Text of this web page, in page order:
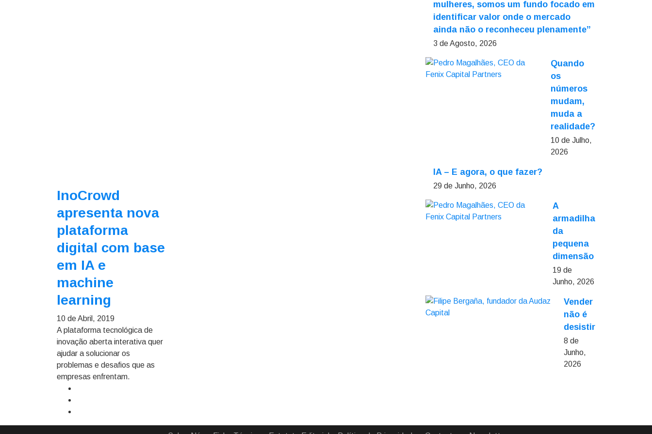
InoCrowd
apresenta nova
plataforma
digital com base
em IA e
machine
learning
10 de Abril, 2019
A plataforma tecnológica de
inovação aberta interativa quer
ajudar a solucionar os
problemas e desafios que as
empresas enfrentam.
mulheres, somos um fundo focado em
identificar valor onde o mercado
ainda não o reconheceu plenamente”
3 de Agosto, 2026
Quando
os
números
mudam,
muda a
realidade?
10 de Julho,
2026
IA – E agora, o que fazer?
29 de Junho, 2026
A
armadilha
da
pequena
dimensão
19 de
Junho, 2026
Vender
não é
desistir
8 de
Junho,
2026